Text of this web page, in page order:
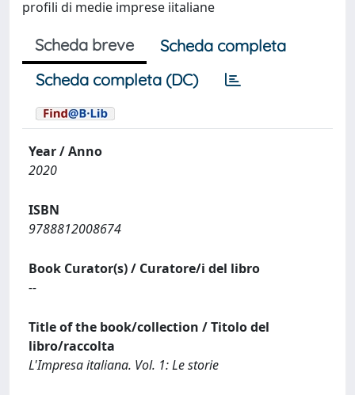
profili di medie imprese iitaliane
Scheda breve
Scheda completa
Scheda completa (DC)
Year / Anno
2020
ISBN
9788812008674
Book Curator(s) / Curatore/i del libro
--
Title of the book/collection / Titolo del
libro/raccolta
L'Impresa italiana. Vol. 1: Le storie